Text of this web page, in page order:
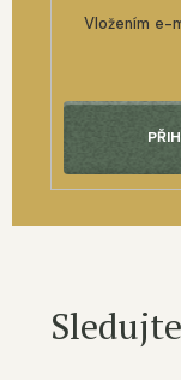
Vložením e-